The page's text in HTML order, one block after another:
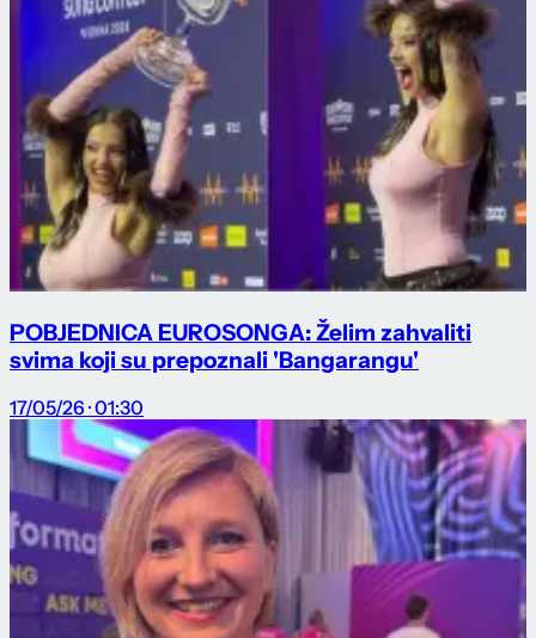
POBJEDNICA EUROSONGA: Želim zahvaliti
svima koji su prepoznali 'Bangarangu'
17/05/26 · 01:30